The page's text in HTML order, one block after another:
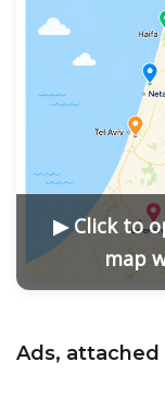
▶ Click to
map
Ads,